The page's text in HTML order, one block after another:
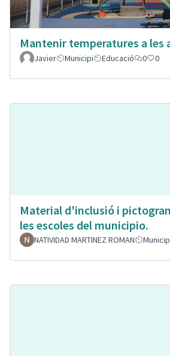
Mantenir temperatures a les
Javier
Municipi Educació 0 0
Material d'inclusió i
les escoles del municipio.
NATIVIDAD MARTINEZ ROMAN